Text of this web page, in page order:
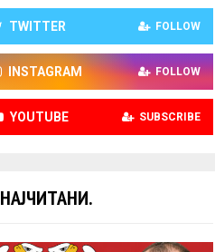
TWITTER FOLLOW
INSTAGRAM FOLLOW
YOUTUBE SUBSCRIBE
НАЈЧИТАНИ.